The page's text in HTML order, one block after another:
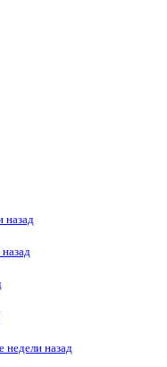
назад
недели назад